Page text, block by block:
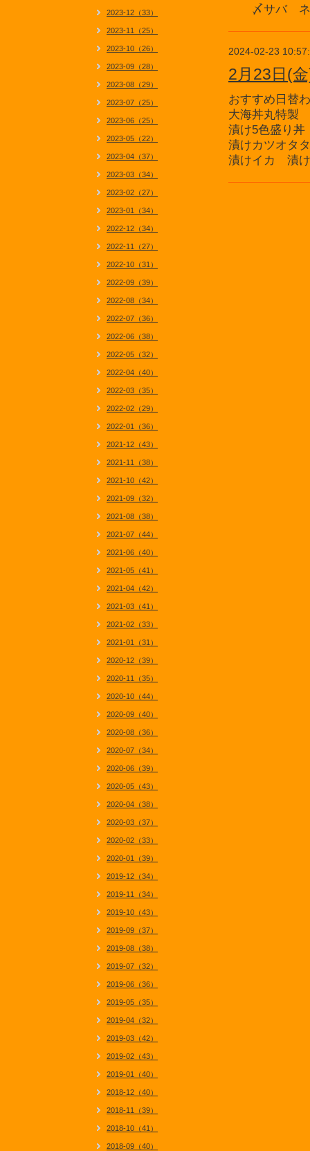
〆サバ ネ
2024-02-23
2月23日(
おすすめ日替
大海丼丸特製
漬け5色盛り丼
漬けカツオタ
漬けイカ 漬
2023-12（33）
2023-11（25）
2023-10（26）
2023-09（28）
2023-08（29）
2023-07（25）
2023-06（25）
2023-05（22）
2023-04（37）
2023-03（34）
2023-02（27）
2023-01（34）
2022-12（34）
2022-11（27）
2022-10（31）
2022-09（39）
2022-08（34）
2022-07（36）
2022-06（38）
2022-05（32）
2022-04（40）
2022-03（35）
2022-02（29）
2022-01（36）
2021-12（43）
2021-11（38）
2021-10（42）
2021-09（32）
2021-08（38）
2021-07（44）
2021-06（40）
2021-05（41）
2021-04（42）
2021-03（41）
2021-02（33）
2021-01（31）
2020-12（39）
2020-11（35）
2020-10（44）
2020-09（40）
2020-08（36）
2020-07（34）
2020-06（39）
2020-05（43）
2020-04（38）
2020-03（37）
2020-02（33）
2020-01（39）
2019-12（34）
2019-11（34）
2019-10（43）
2019-09（37）
2019-08（38）
2019-07（32）
2019-06（36）
2019-05（35）
2019-04（32）
2019-03（42）
2019-02（43）
2019-01（40）
2018-12（40）
2018-11（39）
2018-10（41）
2018-09（40）